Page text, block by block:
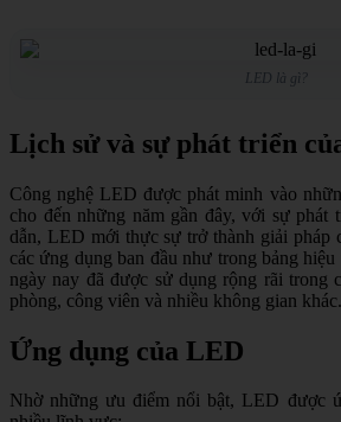
LED là gì?
Lịch sử và sự phát triển
Công nghệ LED được phát minh vào
cho đến những năm gần đây, với sự phát
dẫn, LED mới thực sự trở thành giải pháp
các ứng dụng ban đầu như trong bảng
ngày nay đã được sử dụng rộng rãi trong
phòng, công viên và nhiều không gian khác.
Ứng dụng của LED
Nhờ những ưu điểm nổi bật, LED được